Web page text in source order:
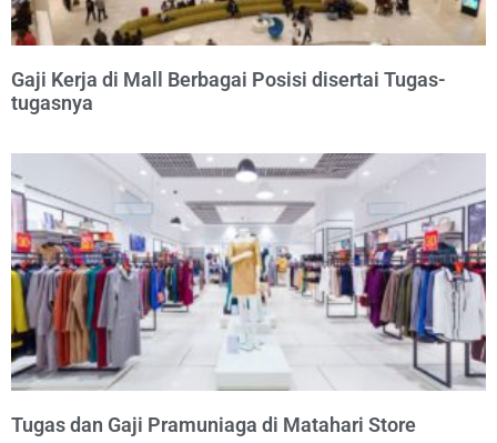
Gaji Kerja di Mall Berbagai Posisi disertai Tugas-
tugasnya
Tugas dan Gaji Pramuniaga di Matahari Store